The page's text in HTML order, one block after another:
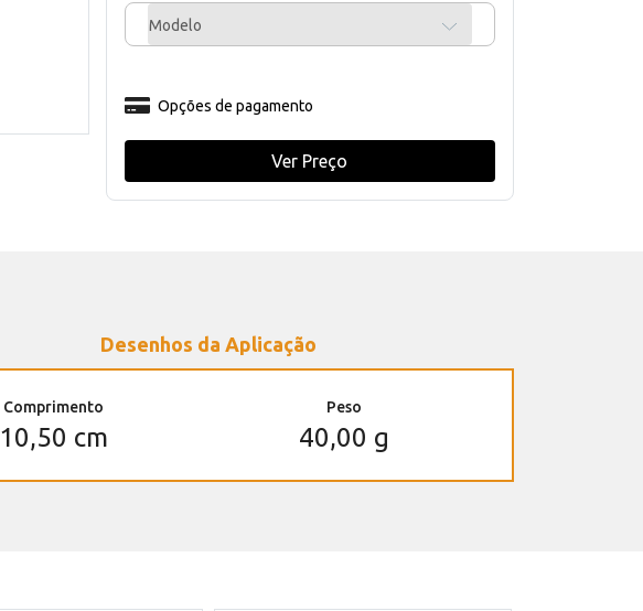
Modelo
Opções de pagamento
Ver Preço
Desenhos da Aplicação
Comprimento
10,50 cm
Peso
40,00 g